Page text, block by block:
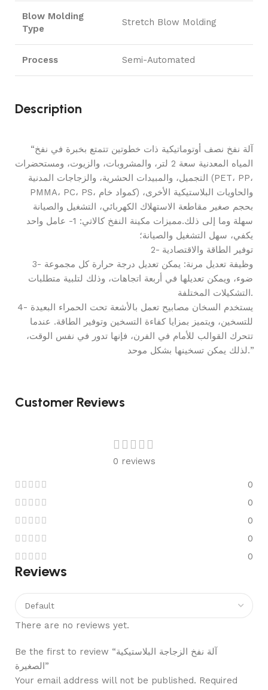
Blow Molding
Type
Stretch Blow Molding
Process Semi-Automated
Description
“آلة نفخ نصف أوتوماتيكية ذات خطوتين تتمتع بخبرة في نفخ
المياه المعدنية سعة 2 لتر، والمشروبات، والزيوت، ومستحضرات
التجميل، والمبيدات الحشرية، والزجاجات المدنية (PET، PP،
PMMA، PC، PS، كمواد خام) والحاويات البلاستيكية الأخرى،
بحجم صغير مقاطعة الاستهلاك الكهربائي، التشغيل والصيانة
سهلة وما إلى ذلك.مميزات مكينة النفخ كالاتي: 1- عامل واحد
يكفي، سهل التشغيل والصيانة؛
2- توفير الطاقة والاقتصادية
3- وظيفة تعديل مرنة: يمكن تعديل درجة حرارة كل مجموعة
ضوء، ويمكن تعديلها في أربعة اتجاهات، وذلك لتلبية متطلبات
التشكيلات المختلفة.
4- يستخدم السخان مصابيح تعمل بالأشعة تحت الحمراء البعيدة
للتسخين، ويتميز بمزايا كفاءة التسخين وتوفير الطاقة. عندما
تتحرك القوالب للأمام في الفرن، فإنها تدور في نفس الوقت،
لذلك يمكن تسخينها بشكل موحد.”
Customer Reviews
0 reviews
0
0
0
0
0
Reviews
There are no reviews yet.
Be the first to review “آلة نفخ الزجاجة البلاستيكية
الصغيرة”
Your email address will not be published. Required